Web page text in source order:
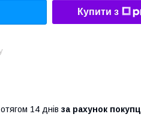
Купити з
14 днів за рахунок